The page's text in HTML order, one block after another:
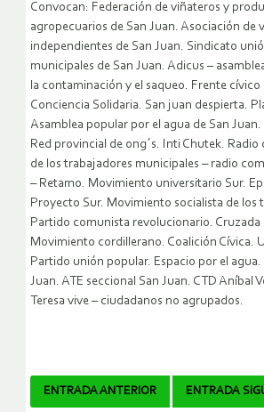
Convocan: Federación de viñateros y
agropecuarios de San Juan. Asociación de
independientes de San Juan. Sindicato
municipales de San Juan. Adicus –
la contaminación y el saqueo. Frente cívico
Conciencia Solidaria. San juan despierta.
Asamblea popular por el agua de San Juan.
Red provincial de ong´s. Inti Chutek. Radio
de los trabajadores municipales – radio
– Retamo. Movimiento universitario Sur.
Proyecto Sur. Movimiento socialista de los
Partido comunista revolucionario. Cruzada
Movimiento cordillerano. Coalición Cívica.
Partido unión popular. Espacio por el agua.
Juan. ATE seccional San Juan. CTD Aníbal
Teresa vive – ciudadanos no agrupados.
Navegador
ENTRADA ANTERIOR ENTRADA